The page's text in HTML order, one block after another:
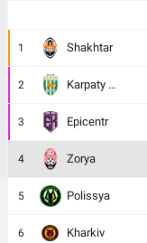
1 Shakhtar
2 Karpaty Lviv
3 Epicentr
4 Zorya
5 Polissya
6 Kharkiv